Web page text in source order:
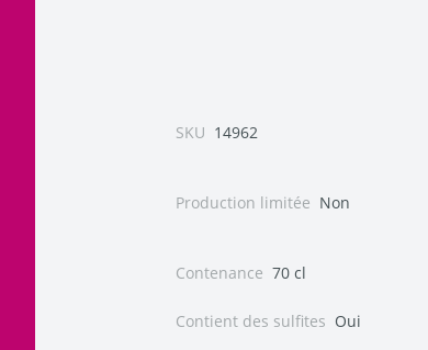
SKU 14962
Production limitée Non
Contenance 70 cl
Contient des sulfites Oui